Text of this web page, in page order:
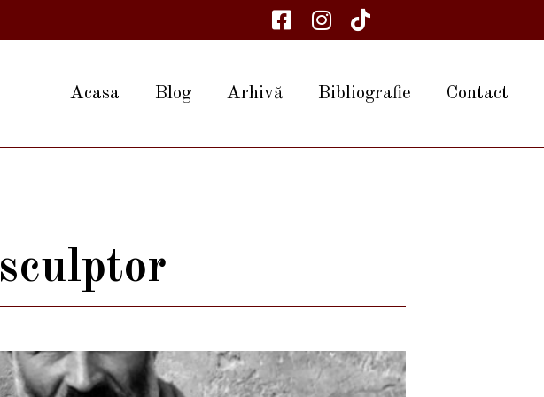
Acasa Blog Arhivă Bibliografie Contact
sculptor